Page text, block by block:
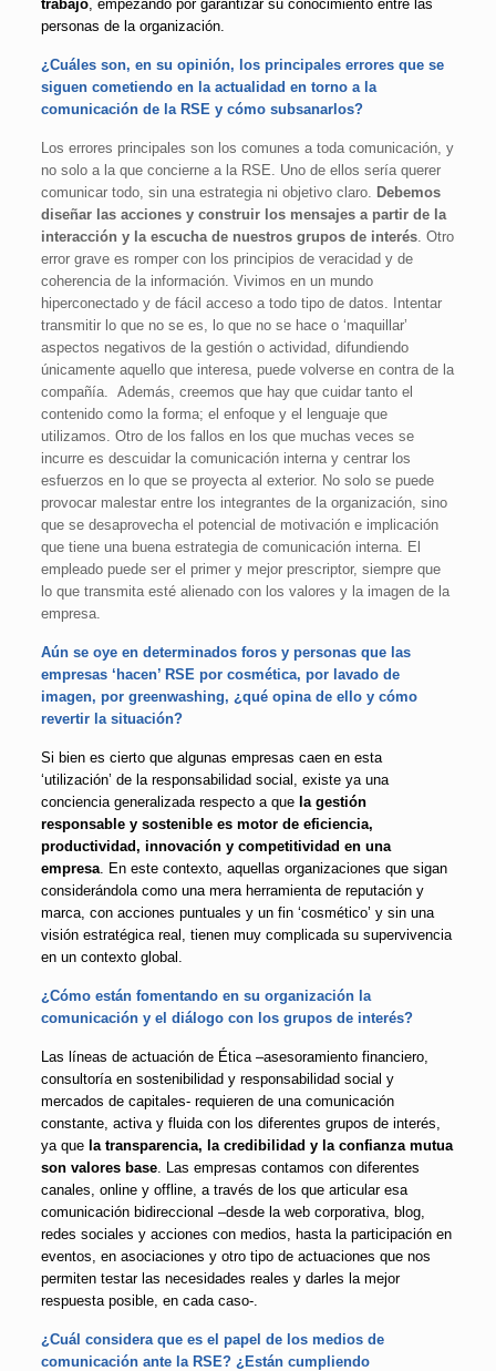
trabajo, empezando por garantizar su conocimiento entre las
personas de la organización.
¿Cuáles son, en su opinión, los principales errores que se
siguen cometiendo en la actualidad en torno a la
comunicación de la RSE y cómo subsanarlos?
Los errores principales son los comunes a toda comunicación, y
no solo a la que concierne a la RSE. Uno de ellos sería querer
comunicar todo, sin una estrategia ni objetivo claro. Debemos
diseñar las acciones y construir los mensajes a partir de la
interacción y la escucha de nuestros grupos de interés. Otro
error grave es romper con los principios de veracidad y de
coherencia de la información. Vivimos en un mundo
hiperconectado y de fácil acceso a todo tipo de datos. Intentar
transmitir lo que no se es, lo que no se hace o ‘maquillar’
aspectos negativos de la gestión o actividad, difundiendo
únicamente aquello que interesa, puede volverse en contra de la
compañía. Además, creemos que hay que cuidar tanto el
contenido como la forma; el enfoque y el lenguaje que
utilizamos. Otro de los fallos en los que muchas veces se
incurre es descuidar la comunicación interna y centrar los
esfuerzos en lo que se proyecta al exterior. No solo se puede
provocar malestar entre los integrantes de la organización, sino
que se desaprovecha el potencial de motivación e implicación
que tiene una buena estrategia de comunicación interna. El
empleado puede ser el primer y mejor prescriptor, siempre que
lo que transmita esté alienado con los valores y la imagen de la
empresa.
Aún se oye en determinados foros y personas que las
empresas ‘hacen’ RSE por cosmética, por lavado de
imagen, por greenwashing, ¿qué opina de ello y cómo
revertir la situación?
Si bien es cierto que algunas empresas caen en esta
‘utilización’ de la responsabilidad social, existe ya una
conciencia generalizada respecto a que la gestión
responsable y sostenible es motor de eficiencia,
productividad, innovación y competitividad en una
empresa. En este contexto, aquellas organizaciones que sigan
considerándola como una mera herramienta de reputación y
marca, con acciones puntuales y un fin ‘cosmético’ y sin una
visión estratégica real, tienen muy complicada su supervivencia
en un contexto global.
¿Cómo están fomentando en su organización la
comunicación y el diálogo con los grupos de interés?
Las líneas de actuación de Ética –asesoramiento financiero,
consultoría en sostenibilidad y responsabilidad social y
mercados de capitales- requieren de una comunicación
constante, activa y fluida con los diferentes grupos de interés,
ya que la transparencia, la credibilidad y la confianza mutua
son valores base. Las empresas contamos con diferentes
canales, online y offline, a través de los que articular esa
comunicación bidireccional –desde la web corporativa, blog,
redes sociales y acciones con medios, hasta la participación en
eventos, en asociaciones y otro tipo de actuaciones que nos
permiten testar las necesidades reales y darles la mejor
respuesta posible, en cada caso-.
¿Cuál considera que es el papel de los medios de
comunicación ante la RSE? ¿Están cumpliendo